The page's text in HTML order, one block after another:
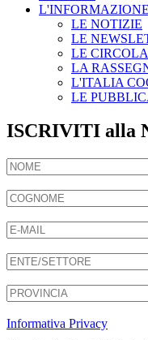
L'INFORMAZIONE
LE NOTIZIE
LE
LE
LA
L'ITALIA
LE
ISCRIVITI alla
Informativa Privacy